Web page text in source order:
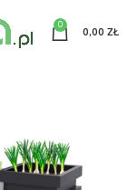
0
0,00 ZŁ